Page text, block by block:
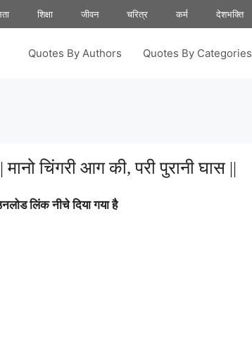
शिक्षा जीवन चरित्र कर्म देशभक्ति
Quotes By Authors Quotes By Categories
चिंगरी आग की, परी पुरानी घास ||
लिंक नीचे दिया गया है